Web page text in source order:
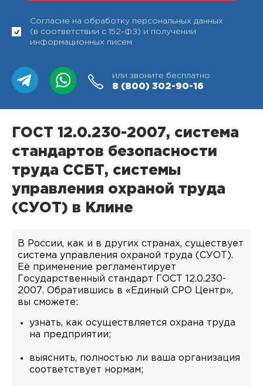
Согласие на обработку персональных данных
(в соответствии с 152-ФЗ) и получении
информационных писем
или звоните бесплатно
8 (800) 302-90-16
ГОСТ 12.0.230-2007, система
стандартов безопасности
труда ССБТ, системы
управления охраной труда
(СУОТ) в Клине
В России, как и в других странах, существует
система управления охраной труда (СУОТ).
Её применение регламентирует
Государственный стандарт ГОСТ 12.0.230-
2007. Обратившись в «Единый СРО Центр»,
вы сможете:
узнать, как осуществляется охрана труда
на предприятии;
выяснить, полностью ли ваша организация
соответствует нормам;